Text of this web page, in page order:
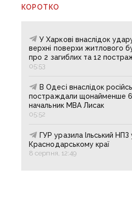
КОРОТКО
У Харкові внаслідок
верхні поверхи житлового
про 2 загиблих та 12
05:53
В Одесі внаслідок
постраждали щонайменше
начальник МВА Лисак
05:52
ГУР уразила Ільський НПЗ
Краснодарському краї
8 серпня, 12:49